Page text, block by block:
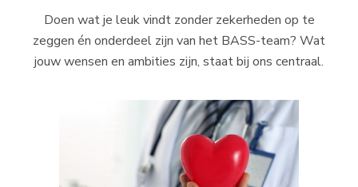
Doen wat je leuk vindt zonder zekerheden op te
zeggen én onderdeel zijn van het BASS-team? Wat
jouw wensen en ambities zijn, staat bij ons centraal.